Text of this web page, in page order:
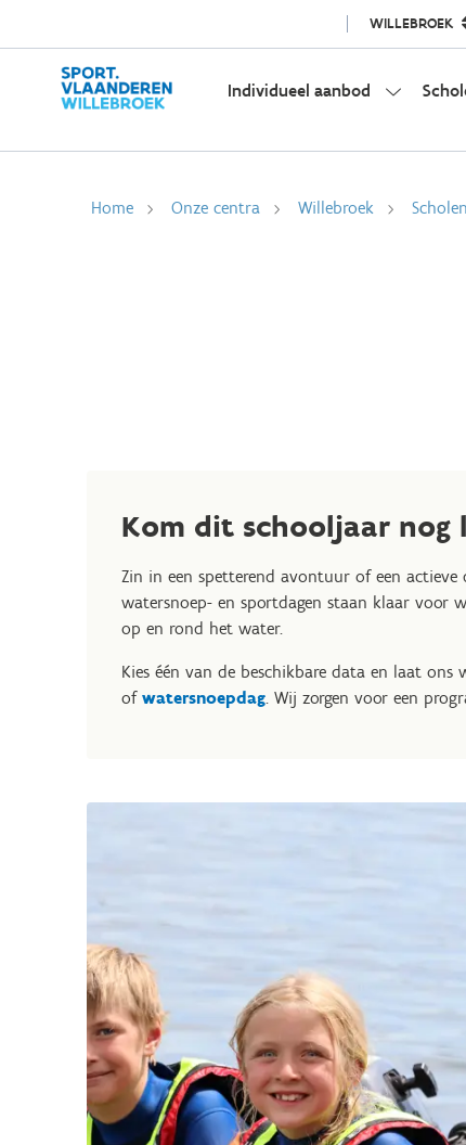
WILLEBROEK
Individueel aanbod
Home Onze centra Willebroek Scholen
Kom dit schooljaar nog
Zin in een spetterend avontuur of een
watersnoep- en sportdagen staan klaar voor
op en rond het water.
Kies één van de beschikbare data en laat
of watersnoepdag. Wij zorgen voor een